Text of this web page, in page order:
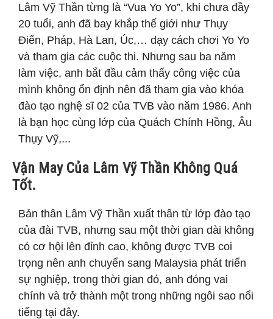
Lâm Vỹ Thần từng là “Vua Yo Yo”, khi chưa đầy
20 tuổi, anh đã bay khắp thế giới như Thụy
Điển, Pháp, Hà Lan, Úc,… dạy cách chơi Yo Yo
và tham gia các cuộc thi. Nhưng sau ba năm
làm việc, anh bắt đầu cảm thấy công việc của
mình không ổn định nên đã tham gia vào khóa
đào tạo nghệ sĩ 02 của TVB vào năm 1986. Anh
là bạn học cùng lớp của Quách Chính Hồng, Âu
Thụy Vỹ,...
Vận May Của Lâm Vỹ Thần Không Quá
Tốt.
Bản thân Lâm Vỹ Thần xuất thân từ lớp đào tạo
của đài TVB, nhưng sau một thời gian dài không
có cơ hội lên đỉnh cao, không được TVB coi
trọng nên anh chuyển sang Malaysia phát triển
sự nghiệp, trong thời gian đó, anh đóng vai
chính và trở thành một trong những ngôi sao nổi
tiếng tại đây.